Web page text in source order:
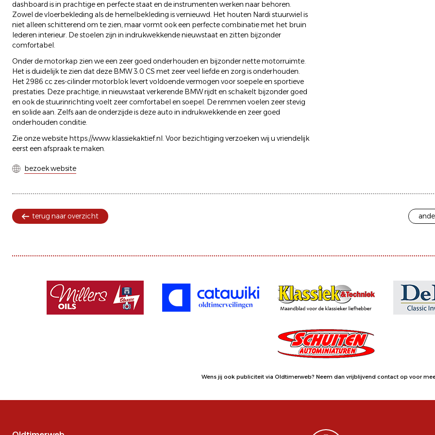
dashboard is in prachtige en perfecte staat en de instrumenten werken naar behoren.
Zowel de vloerbekleding als de hemelbekleding is vernieuwd. Het houten Nardi stuurwiel is
niet alleen schitterend om te zien, maar vormt ook een perfecte combinatie met het bruin
lederen interieur. De stoelen zijn in indrukwekkende nieuwstaat en zitten bijzonder
comfortabel.
Onder de motorkap zien we een zeer goed onderhouden en bijzonder nette motorruimte.
Het is duidelijk te zien dat deze BMW 3.0 CS met zeer veel liefde en zorg is onderhouden.
Het 2986 cc zes-cilinder motorblok levert voldoende vermogen voor soepele en sportieve
prestaties. Deze prachtige, in nieuwstaat verkerende BMW rijdt en schakelt bijzonder goed
en ook de stuurinrichting voelt zeer comfortabel en soepel. De remmen voelen zeer stevig
en solide aan. Zelfs aan de onderzijde is deze auto in indrukwekkende en zeer goed
onderhouden conditie.
Zie onze website https://www.klassiekaktief.nl. Voor bezichtiging verzoeken wij u vriendelijk
eerst een afspraak te maken.
bezoek website
terug naar overzicht
Wens jij ook publiciteit via Oldtimerweb? Neem dan vrijblijvend contact op voor